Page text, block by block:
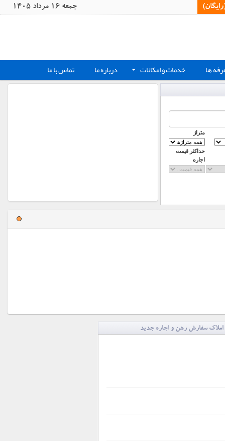
جمعه 16 مرداد 1405
ها + خدمات و امکانات درباره ما تماس با ما
متراژ
حداکثر قیمت
اجاره
املاک سفارش رهن و اجاره جدید